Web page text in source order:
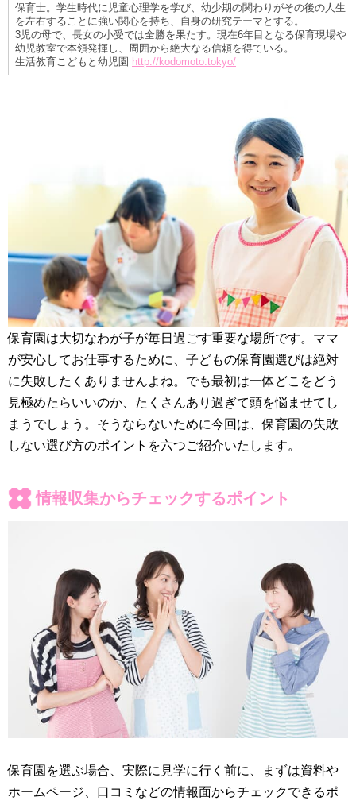
保育士。学生時代に児童心理学を学び、幼少期の関わりがその後の人生
を左右することに強い関心を持ち、自身の研究テーマとする。
3児の母で、長女の小受では全勝を果たす。現在6年目となる保育現場や
幼児教室で本領発揮し、周囲から絶大なる信頼を得ている。
生活教育こどもと幼児園 http://kodomoto.tokyo/
保育園は大切なわが子が毎日過ごす重要な場所です。ママ
が安心してお仕事するために、子どもの保育園選びは絶対
に失敗したくありませんよね。でも最初は一体どこをどう
見極めたらいいのか、たくさんあり過ぎて頭を悩ませてし
まうでしょう。そうならないために今回は、保育園の失敗
しない選び方のポイントを六つご紹介いたします。
情報収集からチェックするポイント
保育園を選ぶ場合、実際に見学に行く前に、まずは資料や
ホームページ、口コミなどの情報面からチェックできるポ